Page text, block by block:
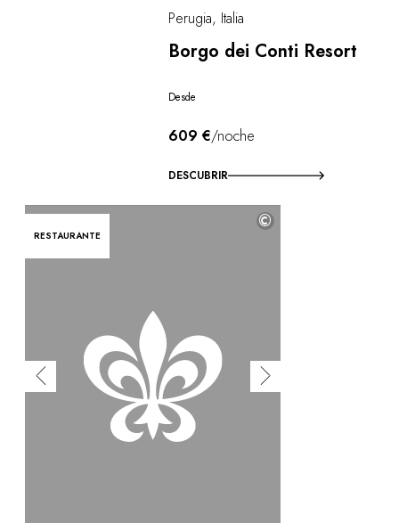
Perugia, Italia
Borgo dei Conti Resort
Desde
609 €/noche
DESCUBRIR
RESTAURANTE
©